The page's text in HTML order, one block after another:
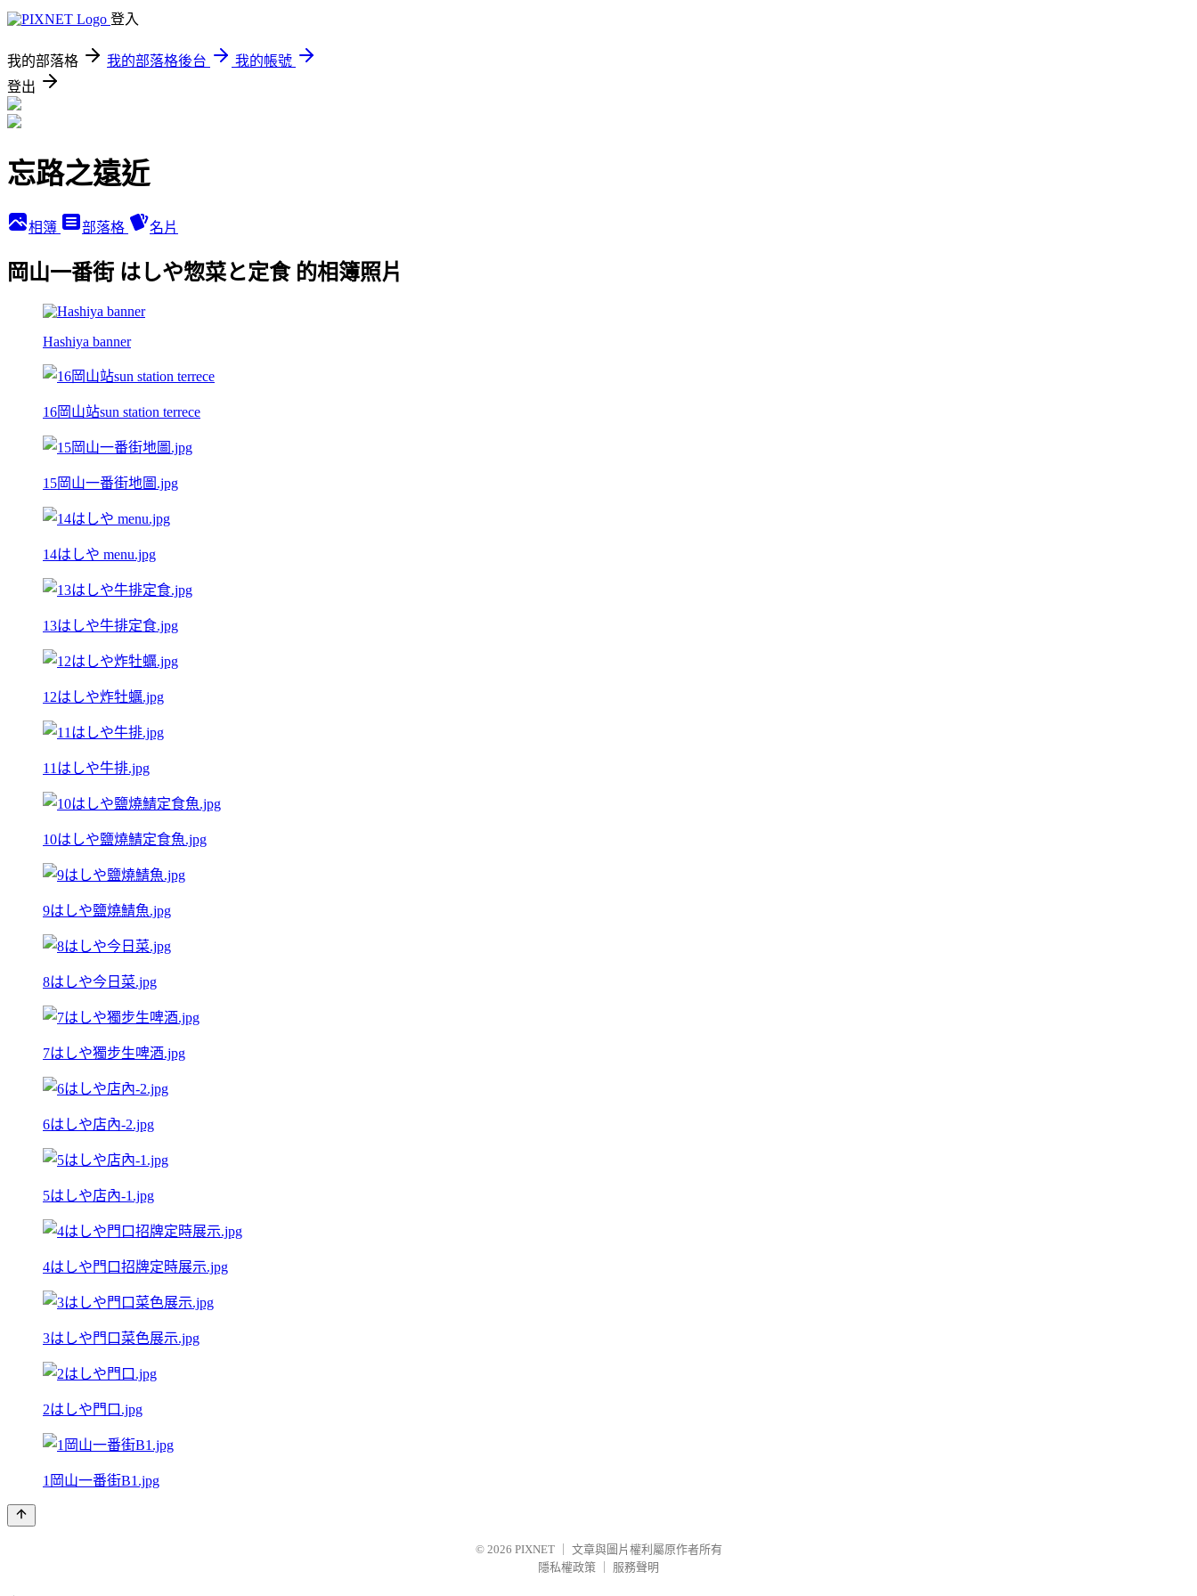
登入
我的部落格 我的部落格後台
我的帳號
登出
忘路之遠近
相簿 部落格 名片
岡山一番街 はしや惣菜と定食 的相簿照片
Hashiya banner
16岡山站sun station terrece
15岡山一番街地圖.jpg
14はしや menu.jpg
13はしや牛排定食.jpg
12はしや炸牡蠣.jpg
11はしや牛排.jpg
10はしや鹽燒鯖定食魚.jpg
9はしや鹽燒鯖魚.jpg
8はしや今日菜.jpg
7はしや獨步生啤酒.jpg
6はしや店內-2.jpg
5はしや店內-1.jpg
4はしや門口招牌定時展示.jpg
3はしや門口菜色展示.jpg
2はしや門口.jpg
1岡山一番街B1.jpg
© 2026 PIXNET
文章與圖片權利屬原作者所有
隱私權政策
服務聲明